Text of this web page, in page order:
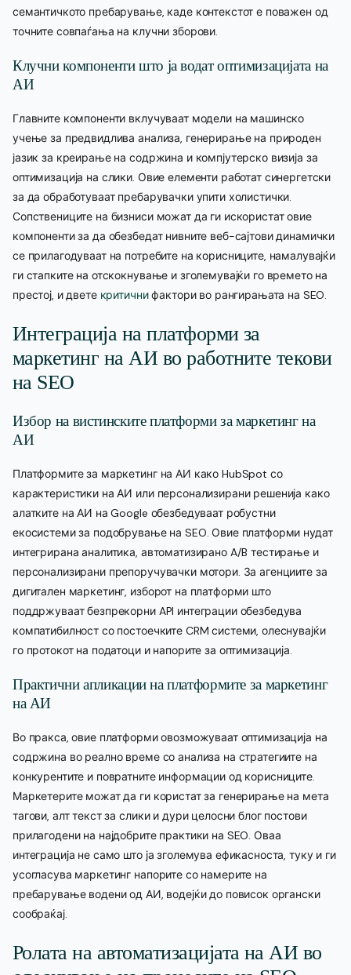
семантичкото пребарување, каде контекстот е поважен од
точните совпаѓања на клучни зборови.
Клучни компоненти што ја водат оптимизацијата на
АИ
Главните компоненти вклучуваат модели на машинско
учење за предвидлива анализа, генерирање на природен
јазик за креирање на содржина и компјутерско визија за
оптимизација на слики. Овие елементи работат синергетски
за да обработуваат пребарувачки упити холистички.
Сопствениците на бизниси можат да ги искористат овие
компоненти за да обезбедат нивните веб-сајтови динамички
се прилагодуваат на потребите на корисниците, намалувајќи
ги стапките на отскокнување и зголемувајќи го времето на
престој, и двете критичнифактори во рангирањата на SEO.
Интеграција на платформи за
маркетинг на АИ во работните текови
на SEO
Избор на вистинските платформи за маркетинг на
АИ
Платформите за маркетинг на АИ како HubSpot со
карактеристики на АИ или персонализирани решенија како
алатките на АИ на Google обезбедуваат робустни
екосистеми за подобрување на SEO. Овие платформи нудат
интегрирана аналитика, автоматизирано A/B тестирање и
персонализирани препоручувачки мотори. За агенциите за
дигитален маркетинг, изборот на платформи што
поддржуваат безпрекорни API интеграции обезбедува
компатибилност со постоечките CRM системи, олеснувајќи
го протокот на податоци и напорите за оптимизација.
Практични апликации на платформите за маркетинг
на АИ
Во пракса, овие платформи овозможуваат оптимизација на
содржина во реално време со анализа на стратегиите на
конкурентите и повратните информации од корисниците.
Маркетерите можат да ги користат за генерирање на мета
тагови, алт текст за слики и дури целосни блог постови
прилагодени на најдобрите практики на SEO. Оваа
интеграција не само што ја зголемува ефикасноста, туку и ги
усогласува маркетинг напорите со намерите на
пребарување водени од АИ, водејќи до повисок органски
сообраќај.
Ролата на автоматизацијата на АИ во